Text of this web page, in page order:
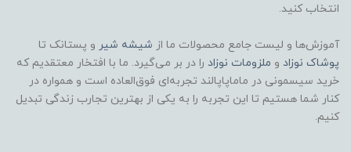
انتخاب کنید.
آموزش‌ها و لیست جامع محصولات ما از شیشه شیر و پستانک تا
پوشاک نوزاد و ملزومات نوزاد را در بر می‌گیرد. ما با افتخار معتقدیم که
خرید سیسمونی در ماماپاپالند تجربه‌ای فوق‌العاده است و همواره در
کنار شما هستیم تا این تجربه را به یکی از بهترین تجارب زندگی تبدیل
کنیم.